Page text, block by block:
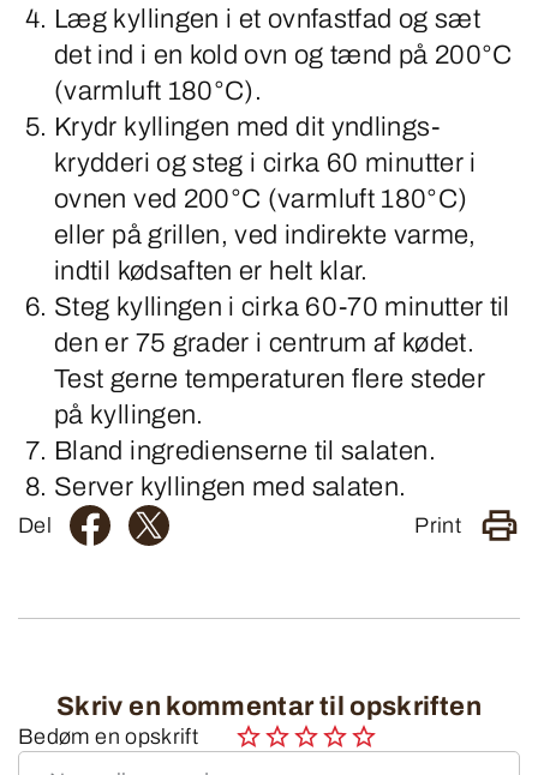
Læg kyllingen i et ovnfastfad og sæt
det ind i en kold ovn og tænd på 200°C
(varmluft 180°C).
Krydr kyllingen med dit yndlings­
krydderi og steg i cirka 60 minutter i
ovnen ved 200°C (varmluft 180°C)
eller på grillen, ved in­direkte varme,
indtil kødsaften er helt klar.
Steg kyllingen i cirka 60-70 minutter til
den er 75 grader i centrum af kødet.
Test gerne temperaturen flere steder
på kyllingen.
Bland ingredienserne til salaten.
Server kyllingen med salaten.
Del Print
Skriv en kommentar til opskriften
Bedøm en opskrift